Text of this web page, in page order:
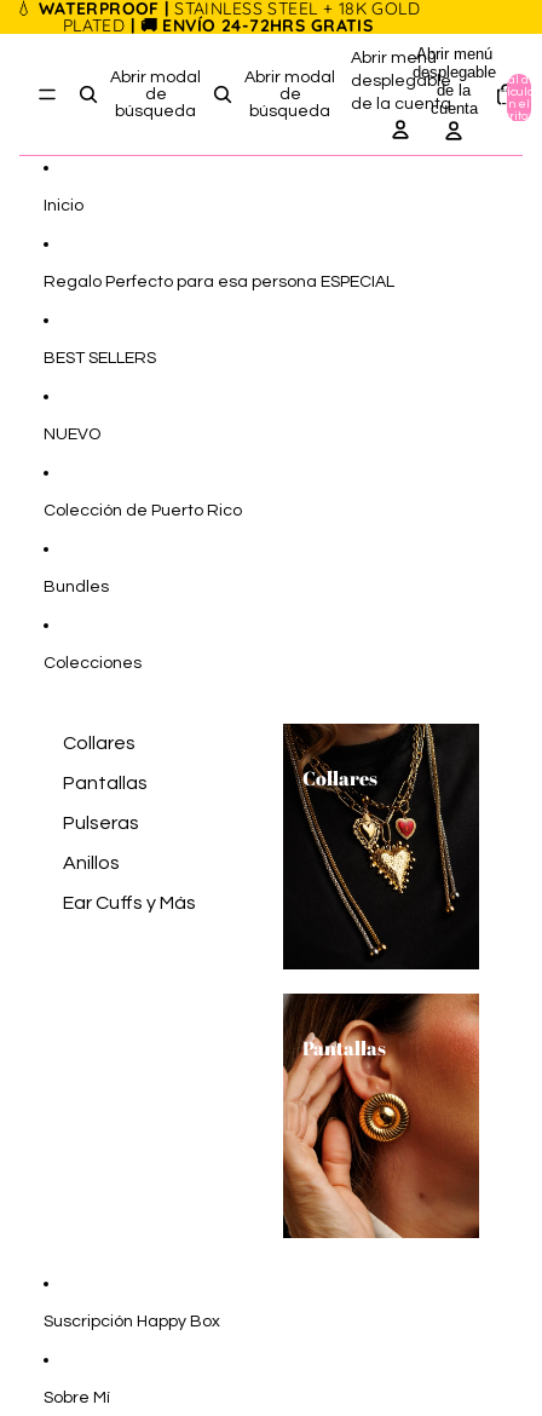
💧 WATERPROOF |STAINLESS STEEL + 18K GOLD
PLATED | 🚚 ENVÍO 24-72HRS GRATIS
Abrir modal
de
búsqueda
Abrir modal
de
búsqueda
Abrir menú
desplegable
de la cuenta
Abrir menú
desplegable
de la
cuenta
Total de
artículos
en el
carrito: 0
Inicio
Regalo Perfecto para esa persona ESPECIAL
BEST SELLERS
NUEVO
Colección de Puerto Rico
Bundles
Colecciones
Collares
Pantallas
Pulseras
Anillos
Ear Cuffs y Más
Collares
Pantallas
Suscripción Happy Box
Sobre Mí